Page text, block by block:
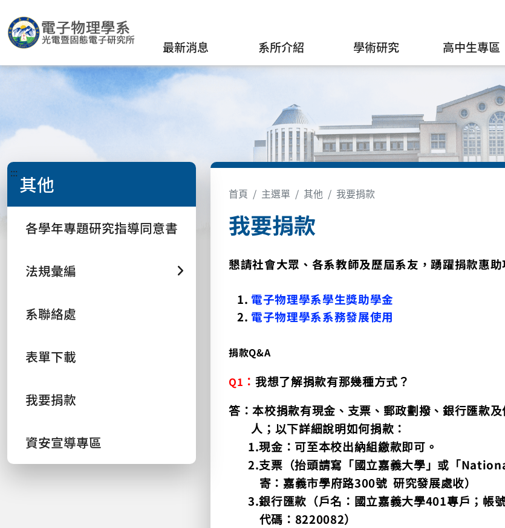
最新消息 系所介紹 學術研究 高中生專區
::: 其他
各學年專題研究指導同意書
法規彙編
系聯絡處
表單下載
我要捐款
資安宣導專區
首頁 主選單 其他 我要捐款
我要捐款
懇請社會大眾、各系教師及歷屆系友，踴躍捐款惠助
1. 電子物理學系學生獎助學金
2. 電子物理學系系務發展使用
捐款Q&A
Q1 ：我想了解捐款有那幾種方式？
答：本校捐款有現金、支票、郵政劃撥、銀行匯款
人；以下詳細說明如何捐款：
1.現金：可至本校出納組繳款即可。
2.支票（抬頭請寫「國立嘉義大學」或「
寄：嘉義市學府路300號 研究發展處收）
3.銀行匯款（戶名：國立嘉義大學401專戶；帳號
代碼： 8220082）